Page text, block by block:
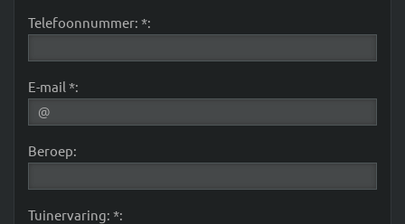
Telefoonnummer: *:
E-mail *:
Beroep:
Tuinervaring: *: